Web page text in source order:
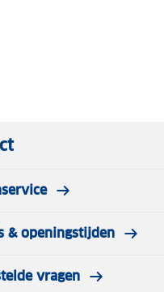
& openingstijden
vragen